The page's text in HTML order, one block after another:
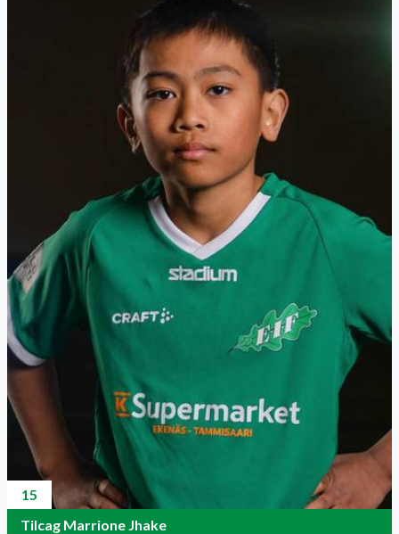
15
Tilcag Marrione Jhake